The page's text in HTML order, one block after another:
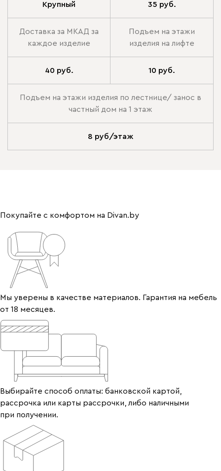
Крупный 35 руб.
Доставка за МКАД за
каждое изделие
Подъем на этажи
изделия на лифте
40 руб. 10 руб.
Подъем на этажи изделия по лестнице/ занос в
частный дом на 1 этаж
8 руб/этаж
Покупайте с комфортом на Divan.by
Мы уверены в качестве материалов. Гарантия на мебель
от 18 месяцев.
Выбирайте способ оплаты: банковской картой,
рассрочка или карты рассрочки, либо наличными
при получении.